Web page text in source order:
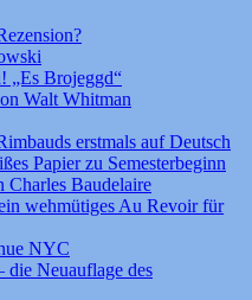
„Es Brojeggd“
Walt Whitman
erstmals auf Deutsch
Papier zu Semesterbeginn
Charles Baudelaire
wehmütiges Au Revoir für
NYC
die Neuauflage des